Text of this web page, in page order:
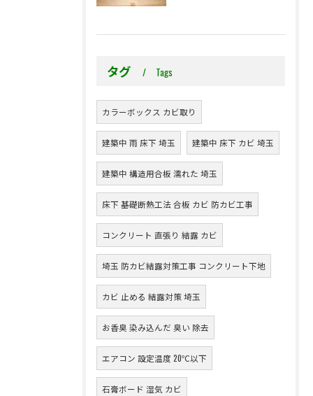
タグ Tags
カラーボックス カビ取り
建築中 雨 床下 埼玉 建築中 床下 カビ 埼玉
建築中 構造用合板 濡れた 埼玉
床下 基礎断熱工法 合板 カビ 防カビ工事
コンクリート 直張り 結露 カビ
埼玉 防カビ結露対策工事 コンクリート下地
カビ 止める 結露対策 埼玉
お香臭 染み込んだ 臭い 除去
エアコン 設定温度 20℃以下
石膏ボード 湿気 カビ